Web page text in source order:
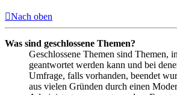
Nach oben
Was sind geschlossene Themen?
Geschlossene Themen sind Themen,
geantwortet werden kann und bei
Umfrage, falls vorhanden, beendet
aus vielen Gründen durch einen